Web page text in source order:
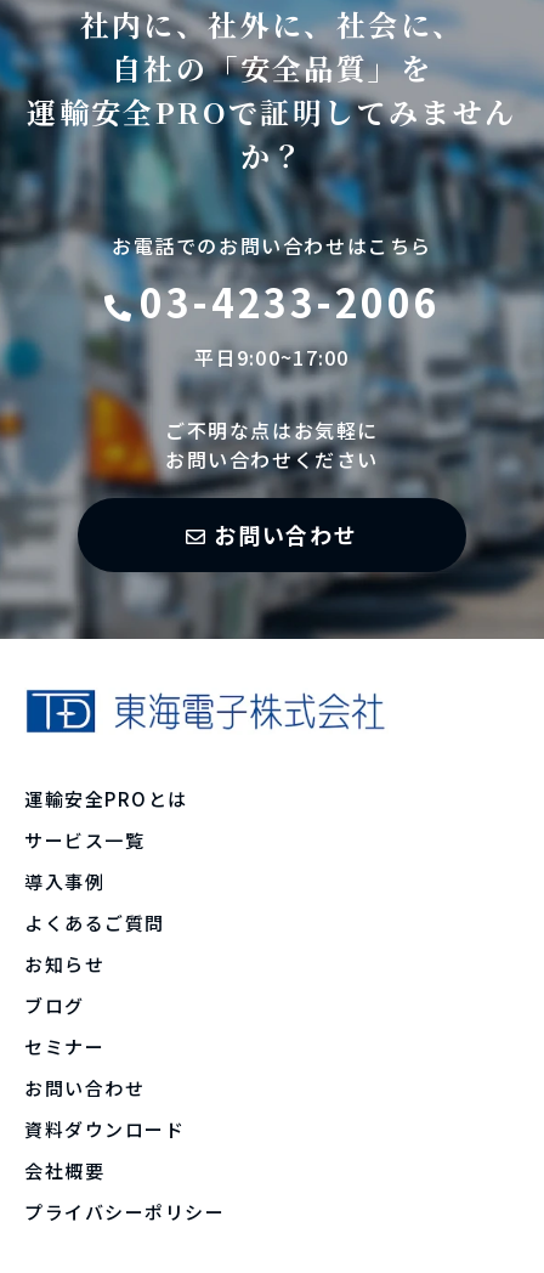
社内に、社外に、社会に、
自社の「安全品質」を
運輸安全PROで証明してみません
か？
お電話でのお問い合わせはこちら
03-4233-2006
平日9:00~17:00
ご不明な点はお気軽に
お問い合わせください
お問い合わせ
運輸安全PROとは
サービス一覧
導入事例
よくあるご質問
お知らせ
ブログ
セミナー
お問い合わせ
資料ダウンロード
会社概要
プライバシーポリシー